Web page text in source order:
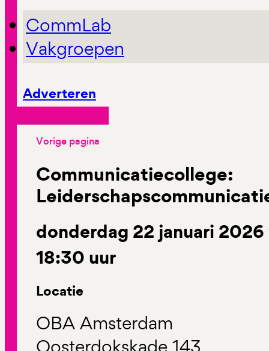
CommLab
Vakgroepen
Adverteren
Vorige pagina
Communicatiecollege:
donderdag 22 januari
18:30 uur
Locatie
OBA Amsterdam